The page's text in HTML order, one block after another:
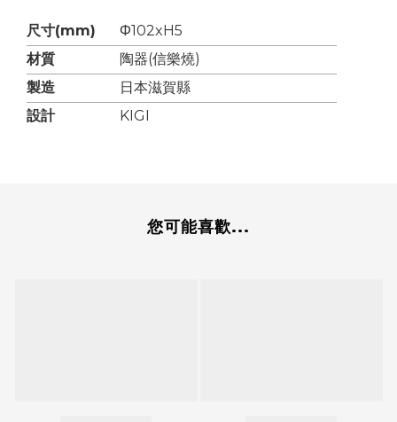
尺寸(mm)
Φ102xH5
材質
陶器(信樂燒)
製造
日本滋賀縣
設計
KIGI
您可能喜歡...